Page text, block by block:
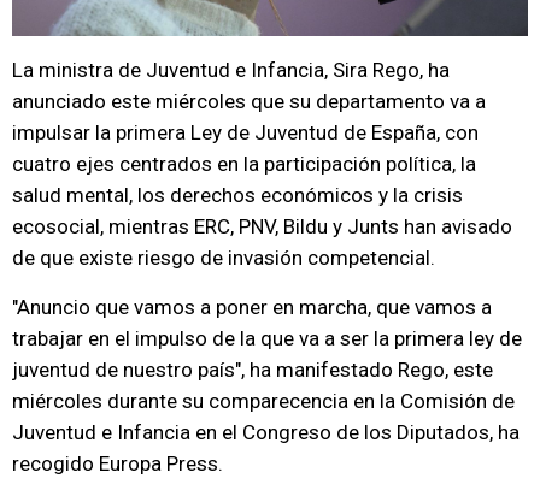
La ministra de Juventud e Infancia, Sira Rego, ha
anunciado este miércoles que su departamento va a
impulsar la primera Ley de Juventud de España, con
cuatro ejes centrados en la participación política, la
salud mental, los derechos económicos y la crisis
ecosocial, mientras ERC, PNV, Bildu y Junts han avisado
de que existe riesgo de invasión competencial.
"Anuncio que vamos a poner en marcha, que vamos a
trabajar en el impulso de la que va a ser la primera ley de
juventud de nuestro país", ha manifestado Rego, este
miércoles durante su comparecencia en la Comisión de
Juventud e Infancia en el Congreso de los Diputados, ha
recogido Europa Press.